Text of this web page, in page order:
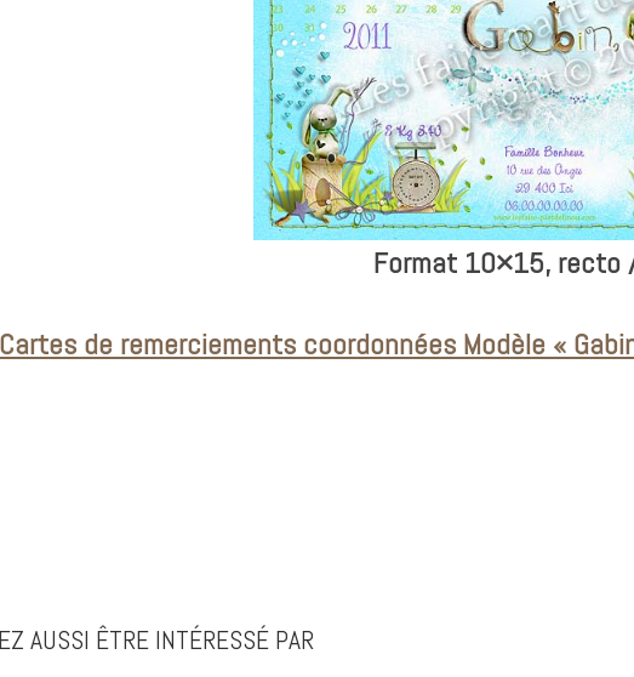
Format 10×15, recto
Cartes de remerciements coordonnées Modèle «
AUSSI ÊTRE INTÉRESSÉ PAR